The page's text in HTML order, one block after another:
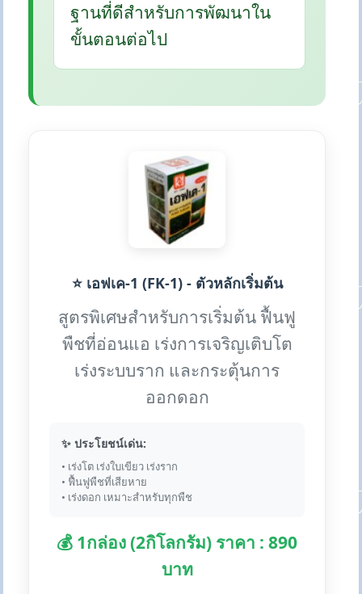
ฐานที่ดีสำหรับการพัฒนาใน
ขั้นตอนต่อไป
⭐ เอฟเค-1 (FK-1) - ตัวหลักเริ่มต้น
สูตรพิเศษสำหรับการเริ่มต้น ฟื้นฟู
พืชที่อ่อนแอ เร่งการเจริญเติบโต
เร่งระบบราก และกระตุ้นการ
ออกดอก
✨ ประโยชน์เด่น:
• เร่งโต เร่งใบเขียว เร่งราก
• ฟื้นฟูพืชที่เสียหาย
• เร่งดอก เหมาะสำหรับทุกพืช
💰 1กล่อง (2กิโลกรัม) ราคา : 890
บาท